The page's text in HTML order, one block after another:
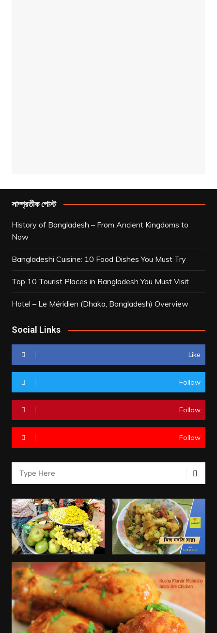
সাম্প্রতীক পোস্ট
History of Bangladesh – From Ancient Kingdoms to
Now
Bangladeshi Cuisine: 10 Food Dishes You Must Try
Top 10 Tourist Places in Bangladesh You Must Visit
Hotel – Le Méridien (Dhaka, Bangladesh) Overview
Social Links
Like
Follow
Follow
Follow